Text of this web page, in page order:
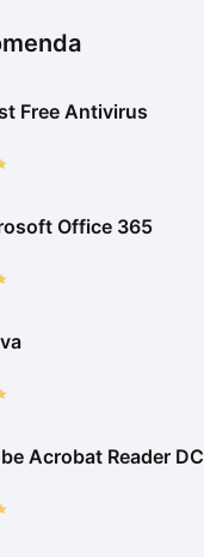
Free Antivirus
Office 365
Acrobat Reader DC